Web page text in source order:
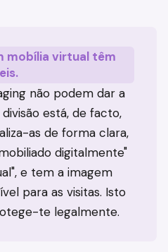
mobília virtual têm
não podem dar a
está, de facto,
as de forma clara,
digitalmente"
e tem a imagem
para as visitas. Isto
te legalmente.